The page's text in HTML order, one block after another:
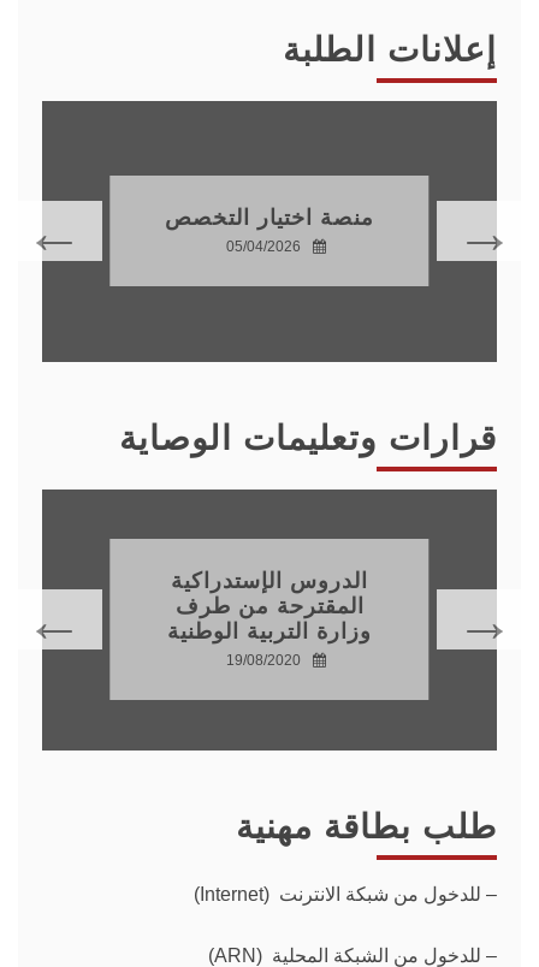
إعلانات الطلبة
منصة اختيار التخصص
05/04/2026
قرارات وتعليمات الوصاية
الدروس الإستدراكية
المقترحة من طرف
وزارة التربية الوطنية
19/08/2020
طلب بطاقة مهنية
– للدخول من شبكة الانترنت (Internet)
– للدخول من الشبكة المحلية (ARN)